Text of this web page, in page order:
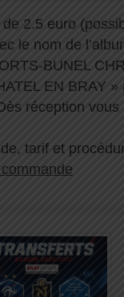
2.5 euro
le nom de
BUNEL
EN BRAY
réception
tarif et